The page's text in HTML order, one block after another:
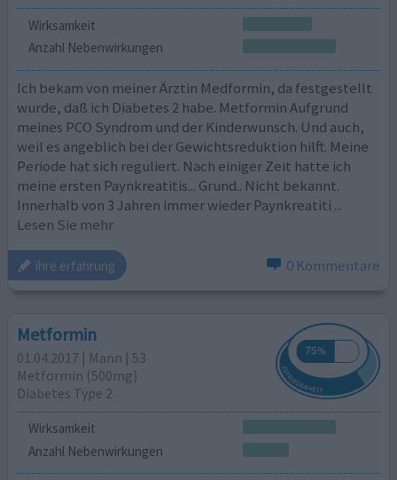
Wirksamkeit
Anzahl Nebenwirkungen
Ich bekam von meiner Ärztin Medformin, da festgestellt
wurde, daß ich Diabetes 2 habe. Metformin Aufgrund
meines PCO Syndrom und der Kinderwunsch. Und auch,
weil es angeblich bei der Gewichtsreduktion hilft. Meine
Periode hat sich reguliert. Nach einiger Zeit hatte ich
meine ersten Paynkreatitis... Grund.. Nicht bekannt.
Innerhalb von 3 Jahren immer wieder Paynkreatiti ...
Lesen Sie mehr
ihre erfahrung 0 Kommentare
Metformin
01.04.2017 | Mann | 53
Metformin (500mg)
Diabetes Type 2
Wirksamkeit
Anzahl Nebenwirkungen